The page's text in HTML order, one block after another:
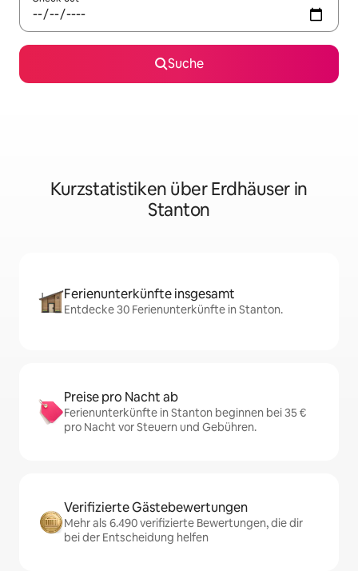
Suche
Kurzstatistiken über Erdhäuser in
Stanton
Ferienunterkünfte insgesamt
Entdecke 30 Ferienunterkünfte in Stanton.
Preise pro Nacht ab
Ferienunterkünfte in Stanton beginnen bei 35 €
pro Nacht vor Steuern und Gebühren.
Verifizierte Gästebewertungen
Mehr als 6.490 verifizierte Bewertungen, die dir
bei der Entscheidung helfen